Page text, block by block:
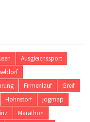
Ausgleichssport
Firmenlauf
Greif
Hohnstorf
jogmap
Marathon